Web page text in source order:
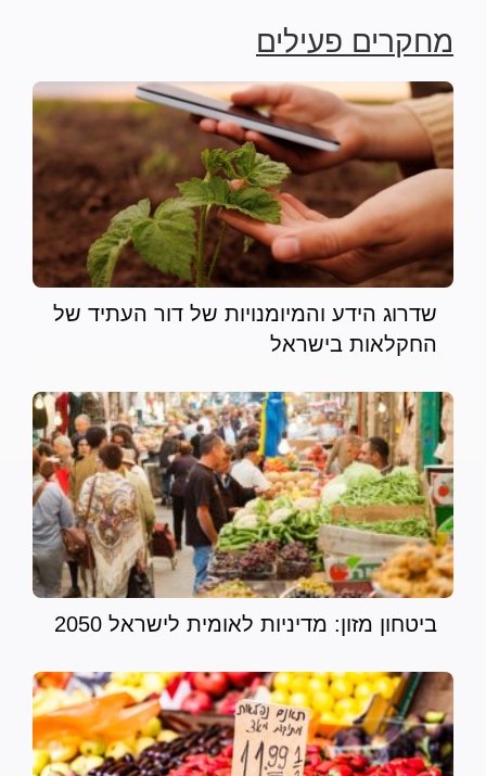
תכנון מונחה צדק חברתי
מחקרים פעילים
שדרוג הידע והמיומנויות של דור העתיד של
החקלאות בישראל
ביטחון מזון: מדיניות לאומית לישראל 2050